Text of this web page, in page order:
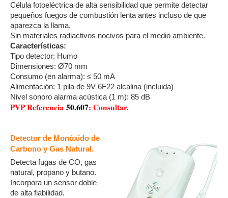
Célula fotoeléctrica de alta sensibilidad que permite detectar
pequeños fuegos de combustión lenta antes incluso de que
aparezca la llama.
Sin materiales radiactivos nocivos para el medio ambiente.
Características:
Tipo detector: Humo
Dimensiones: Ø70 mm
Consumo (en alarma): ≤ 50 mA
Alimentación: 1 pila de 9V 6F22 alcalina (incluida)
Nivel sonoro alarma acústica (1 m): 85 dB
PVP Referencia 50.607: Consultar.
Detector de Monóxido de
Carbono y Gas Natural.
Detecta fugas de CO, gas
natural, propano y butano.
Incorpora un sensor doble
de alta fiabilidad.